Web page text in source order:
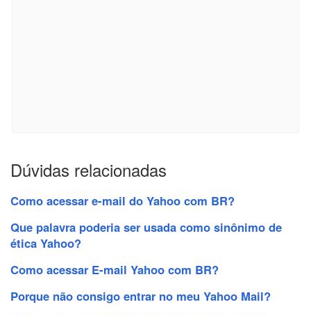
Dúvidas relacionadas
Como acessar e-mail do Yahoo com BR?
Que palavra poderia ser usada como sinônimo de
ética Yahoo?
Como acessar E-mail Yahoo com BR?
Porque não consigo entrar no meu Yahoo Mail?